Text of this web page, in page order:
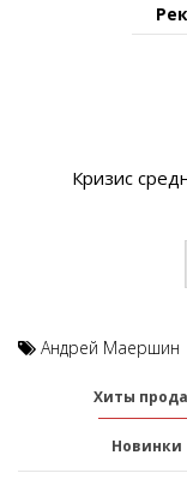
Кризис
Андрей Маершин
Хиты
Новинки